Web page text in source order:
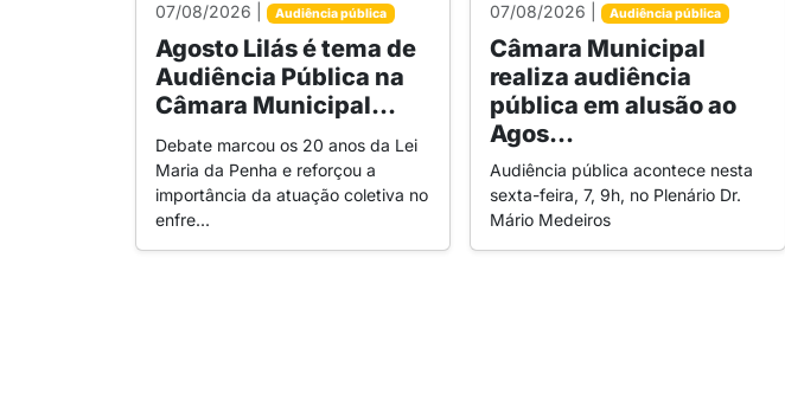
07/08/2026 | Audiência pública
Agosto Lilás é tema de
Audiência Pública na
Câmara Municipal...
Debate marcou os 20 anos da Lei
Maria da Penha e reforçou a
importância da atuação coletiva no
enfre...
07/08/2026 | Audiência pública
Câmara Municipal
realiza audiência
pública em alusão ao
Agos...
Audiência pública acontece nesta
sexta-feira, 7, 9h, no Plenário Dr.
Mário Medeiros